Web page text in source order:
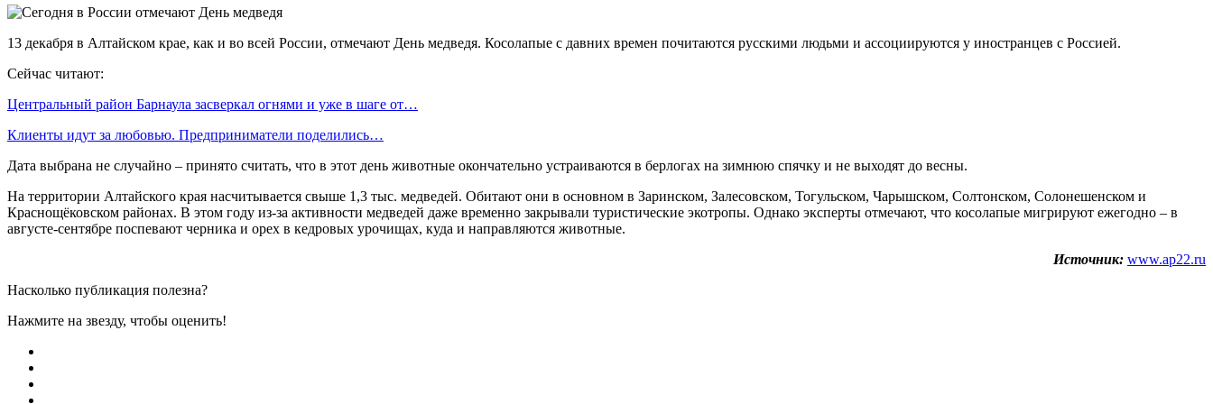
13 декабря в Алтайском крае, как и во всей России, отмечают День медведя. Косолапые с давних времен почитаются русскими людьми и ассоциируются у иностранцев с Россией.
Сейчас читают:
Центральный район Барнаула засверкал огнями и уже в шаге от…
Клиенты идут за любовью. Предприниматели поделились…
Дата выбрана не случайно – принято считать, что в этот день животные окончательно устраиваются в берлогах на зимнюю спячку и не выходят до весны.
На территории Алтайского края насчитывается свыше 1,3 тыс. медведей. Обитают они в основном в Заринском, Залесовском, Тогульском, Чарышском, Солтонском, Солонешенском и
Краснощёковском районах. В этом году из-за активности медведей даже временно закрывали туристические экотропы. Однако эксперты отмечают, что косолапые мигрируют ежегодно – в
августе-сентябре поспевают черника и орех в кедровых урочищах, куда и направляются животные.
Источник: www.ap22.ru
Насколько публикация полезна?
Нажмите на звезду, чтобы оценить!